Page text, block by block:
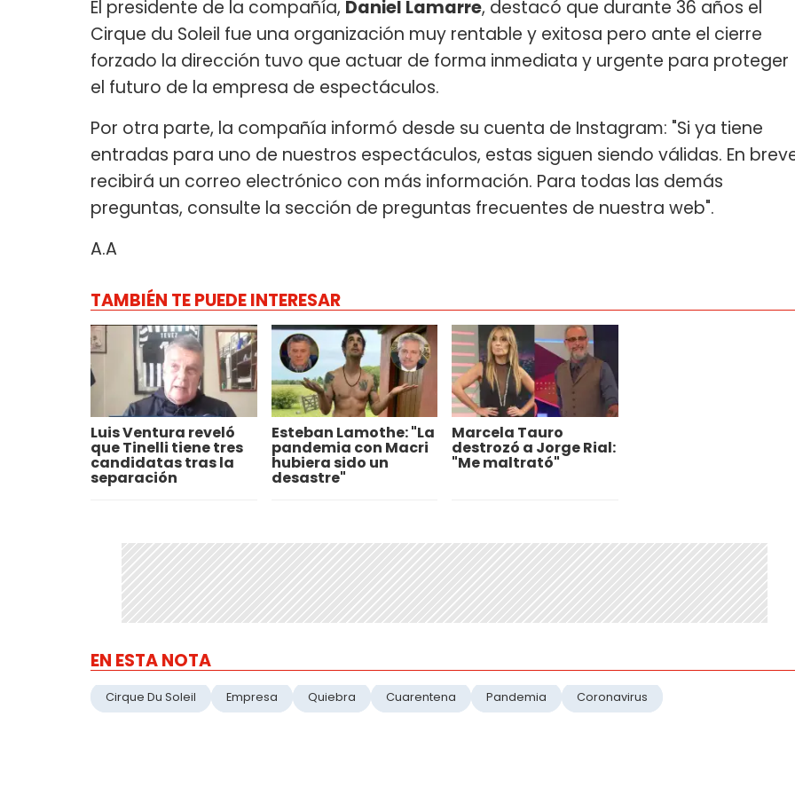
El presidente de la compañía, Daniel Lamarre, destacó que durante 36 años el
Cirque du Soleil fue una organización muy rentable y exitosa pero ante el cierre
forzado la dirección tuvo que actuar de forma inmediata y urgente para proteger
el futuro de la empresa de espectáculos.
Por otra parte, la compañía informó desde su cuenta de Instagram: "Si ya tiene
entradas para uno de nuestros espectáculos, estas siguen siendo válidas. En
recibirá un correo electrónico con más información. Para todas las demás
preguntas, consulte la sección de preguntas frecuentes de nuestra web".
A.A
TAMBIÉN TE PUEDE INTERESAR
Luis Ventura reveló
que Tinelli tiene tres
candidatas tras la
separación
Esteban Lamothe: "La
pandemia con Macri
hubiera sido un
desastre"
Marcela Tauro
destrozó a Jorge Rial:
"Me maltrató"
EN ESTA NOTA
Cirque Du Soleil Empresa Quiebra Cuarentena Pandemia Coronavirus